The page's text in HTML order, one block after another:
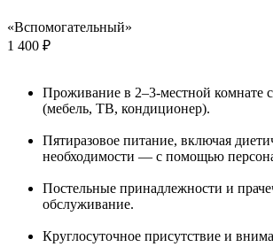
«Вспомогательный»
1 400 ₽
Проживание в 2–3-местной комнате
(мебель, ТВ, кондиционер).
Пятиразовое питание, включая
необходимости — с помощью
Постельные принадлежности и
обслуживание.
Круглосуточное присутствие и